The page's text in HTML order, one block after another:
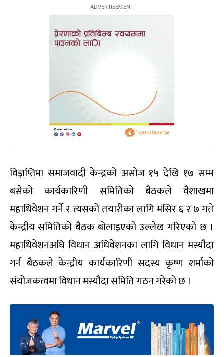
विज्ञप्तिमा समाजवादी केन्द्रको असोज १५ देखि १७ सम्म
बसेको कार्यकारिणी समितिको बैठकले वैशाखमा
महाधिवेशन गर्ने र त्यसको तयारीका लागि मंसिर ६ र ७ गते
केन्द्रीय समितिको बैठक बोलाइएको उल्लेख गरिएको छ ।
महाधिवेशनअघि विधान अधिवेशनका लागि विधान मस्यौदा
गर्न बैठकले केन्द्रीय कार्यकारिणी सदस्य कृष्ण शर्माको
संयोजकत्वमा विधान मस्यौदा समिति गठन गरेको छ ।